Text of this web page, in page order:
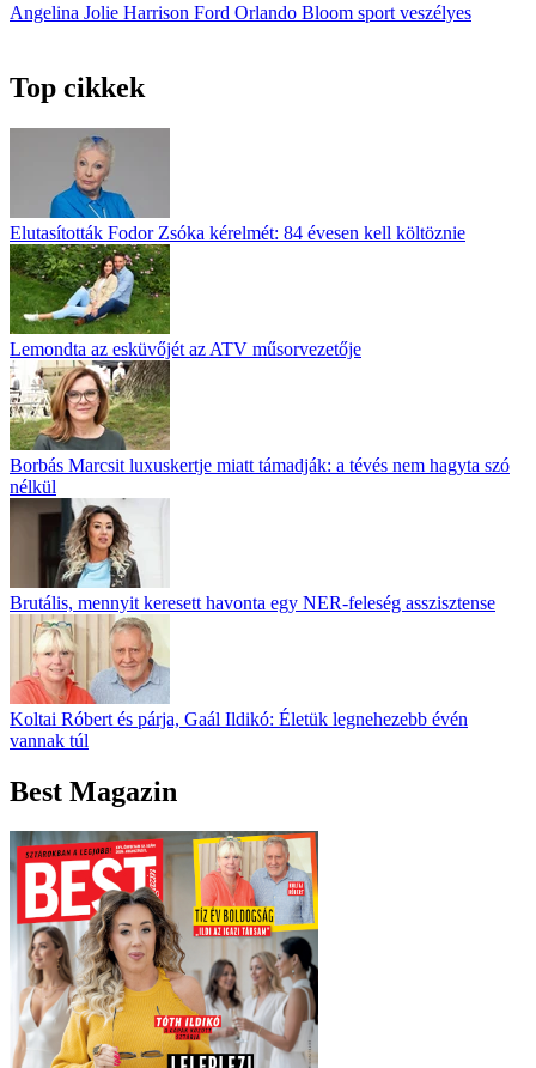
Angelina Jolie Harrison Ford Orlando Bloom sport veszélyes
Top cikkek
Elutasították Fodor Zsóka kérelmét: 84 évesen kell költöznie
Lemondta az esküvőjét az ATV műsorvezetője
Borbás Marcsit luxuskertje miatt támadják: a tévés nem hagyta szó
nélkül
Brutális, mennyit keresett havonta egy NER-feleség asszisztense
Koltai Róbert és párja, Gaál Ildikó: Életük legnehezebb évén
vannak túl
Best Magazin